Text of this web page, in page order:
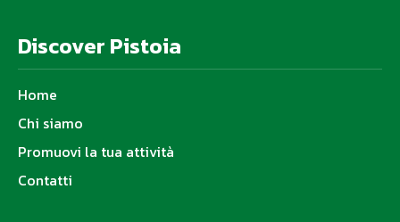
Discover Pistoia
Home
Chi siamo
Promuovi la tua attività
Contatti